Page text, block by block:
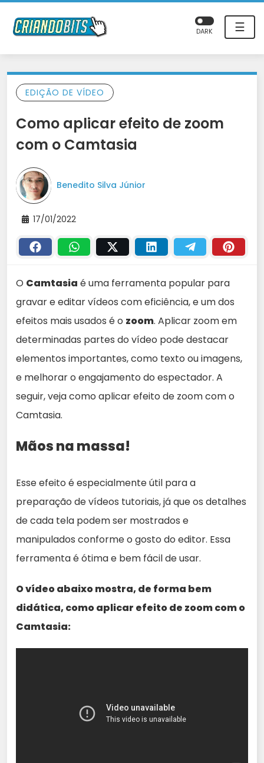
☰
DARK
EDIÇÃO DE VÍDEO
Como aplicar efeito de zoom
com o Camtasia
Benedito Silva Júnior
17/01/2022
O Camtasia é uma ferramenta popular para
gravar e editar vídeos com eficiência, e um dos
efeitos mais usados é o zoom. Aplicar zoom em
determinadas partes do vídeo pode destacar
elementos importantes, como texto ou imagens,
e melhorar o engajamento do espectador. A
seguir, veja como aplicar efeito de zoom com o
Camtasia.
Mãos na massa!
Esse efeito é especialmente útil para a
preparação de vídeos tutoriais, já que os detalhes
de cada tela podem ser mostrados e
manipulados conforme o gosto do editor. Essa
ferramenta é ótima e bem fácil de usar.
O vídeo abaixo mostra, de forma bem
didática, como aplicar efeito de zoom com o
Camtasia: